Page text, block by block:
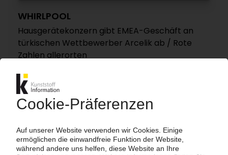
WHIRLPOOL
Hausgerätekonzern gibt EMEA-Geschäft an
türkischen Wettbewerber Arcelik ab / Rote
Zahlen allerorten